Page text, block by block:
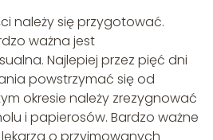
należy się przygotować.
ważna jest
Najlepiej przez pięć dni
powstrzymać się od
okresie należy zrezygnować
i papierosów. Bardzo ważne